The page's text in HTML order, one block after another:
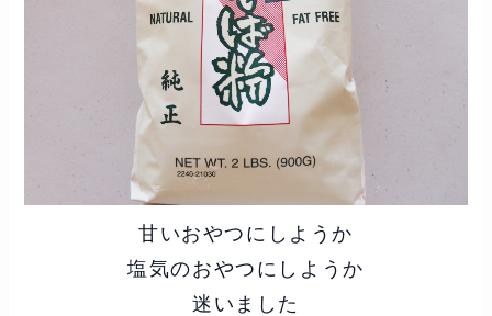
甘いおやつにしようか
塩気のおやつにしようか
迷いました